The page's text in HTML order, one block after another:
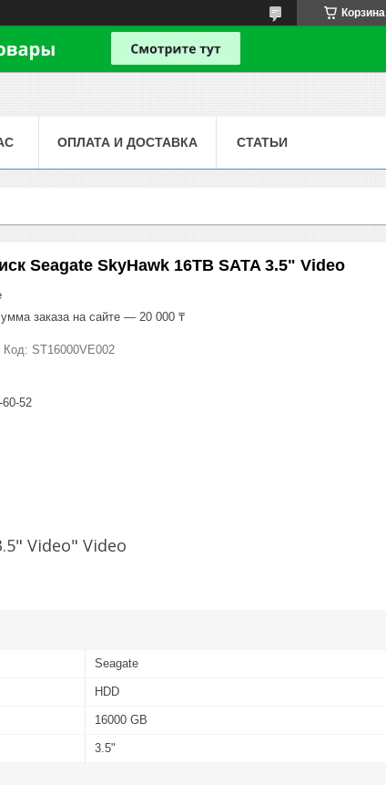
Корзина
ОПЛАТА И ДОСТАВКА СТАТЬИ
Seagate SkyHawk 16ТB SATA 3.5" Video
заказа на сайте — 20 000 ₸
Код: ST16000VE002
52
Video" Video
Seagate
HDD
16000 GB
3.5"